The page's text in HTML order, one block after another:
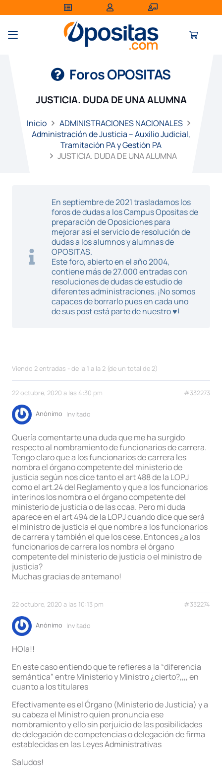
Foros OPOSITAS
JUSTICIA. DUDA DE UNA ALUMNA
Inicio
ADMINISTRACIONES NACIONALES
Administración de Justicia – Auxilio Judicial,
Tramitación PA y Gestión PA
JUSTICIA. DUDA DE UNA ALUMNA
En septiembre de 2021 trasladamos los
foros de dudas a los Campus Opositas de
preparación de Oposiciones para
mejorar así el servicio de resolución de
dudas a los alumnos y alumnas de
OPOSITAS.
Este foro, abierto en el año 2004,
contiene más de 27.000 entradas con
resoluciones de dudas de estudio de
diferentes administraciones. ¡No somos
capaces de borrarlo pues en cada uno
de sus post está parte de nuestro ♥!
Viendo 2 entradas - de la 1 a la 2 (de un total de 2)
22 octubre, 2020 a las 4:30 pm #332273
Anónimo Invitado
Quería comentarte una duda que me ha surgido
respecto al nombramiento de funcionarios de carrera.
Tengo claro que a los funcionarios de carrera les
nombra el órgano competente del ministerio de
justicia según nos dice tanto el art 488 de la LOPJ
como el art.24 del Reglamento y que a los funcionarios
interinos los nombra o el órgano competente del
ministerio de justicia o de las ccaa. Pero mi duda
aparece en el art 494 de la LOPJ cuando dice que será
el ministro de justicia el que nombre a los funcionarios
de carrera y también el que los cese. Entonces ¿a los
funcionarios de carrera los nombra el órgano
competente del ministerio de justicia o el ministro de
justicia?
Muchas gracias de antemano!
22 octubre, 2020 a las 10:13 pm #332274
Anónimo Invitado
HOla!!
En este caso entiendo que te refieres a la “diferencia
semántica” entre Ministerio y Ministro ¿cierto?,,,, en
cuanto a los titulares
Efectivamente es el Órgano (Ministerio de Justicia) y a
su cabeza el Ministro quien pronuncia ese
nombramiento y ello sin perjuicio de las posibilidades
de delegación de competencias o delegación de firma
establecidas en las Leyes Administrativas
Saludos!